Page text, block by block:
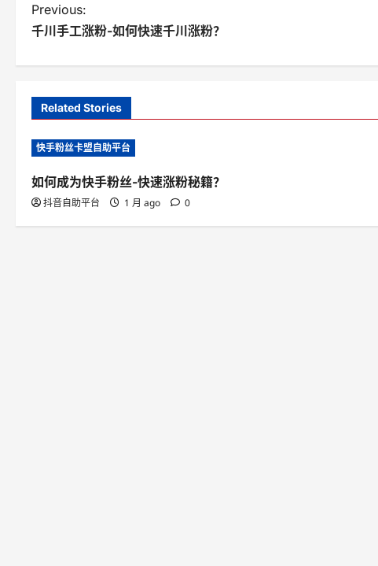
P
o
s
t
n
a
v
i
Previous:
千川手工涨粉-如何快速千川涨粉？
Related Stories
快手粉丝卡盟自助平台
如何成为快手粉丝-快速涨粉秘籍？
抖音自助平台 1 月 ago 0